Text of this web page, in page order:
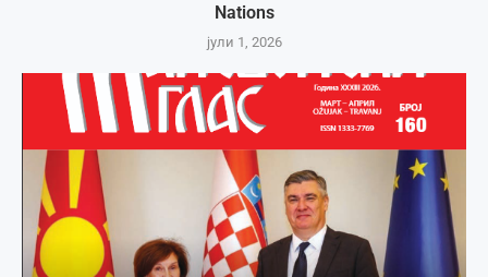
Nations
јули 1, 2026